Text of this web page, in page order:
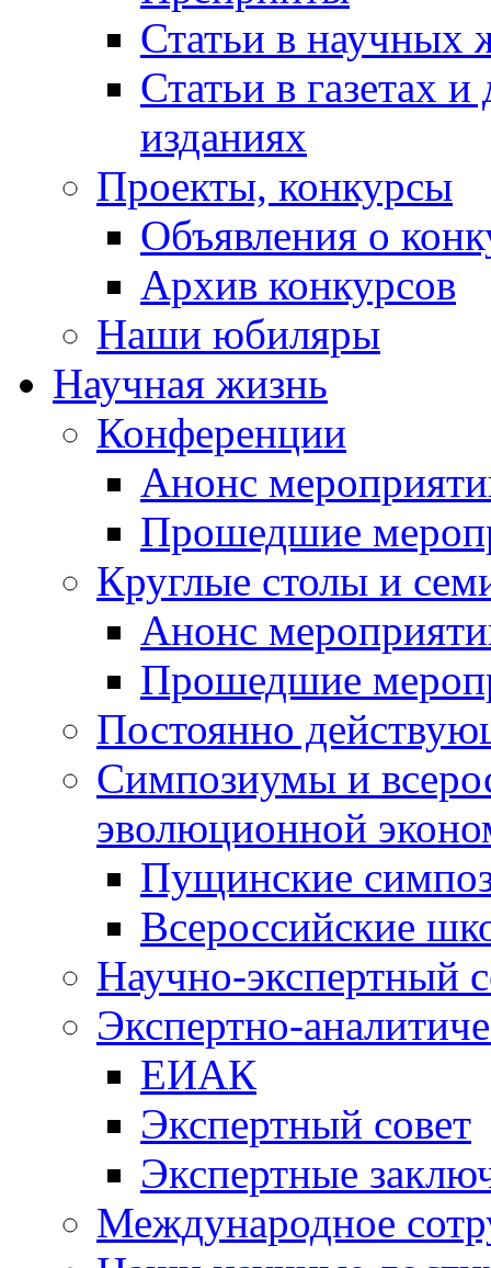
Статьи в научных
Статьи в газетах
изданиях
Проекты, конкурсы
Объявления о
Архив конкурсов
Наши юбиляры
Научная жизнь
Конференции
Анонс
Прошедшие
Круглые столы и
Анонс
Прошедшие
Постоянно
Симпозиумы и
эволюционной
Пущинские
Всероссийские
Научно-экспертный
Экспертно-
ЕИАК
Экспертный совет
Экспертные
Международное